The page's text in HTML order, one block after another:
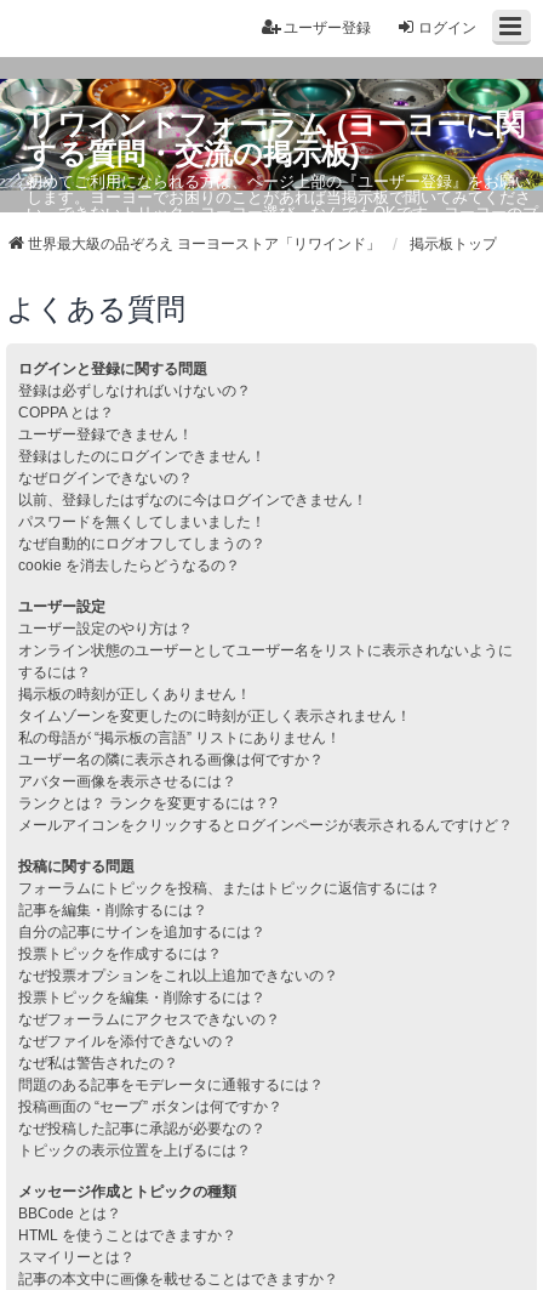
ログイン
ユーザー登録
リワインドフォーラム (ヨーヨーに関
する質問・交流の掲示板)
初めてご利用になられる方は、ページ上部の『ユーザー登録』をお願い
します。ヨーヨーでお困りのことがあれば当掲示板で聞いてみてくださ
い。できないトリック・ヨーヨー選び、なんでもOKです。ヨーヨーのプ
世界最大級の品ぞろえ ヨーヨーストア「リワインド」 掲示板トップ
よくある質問
ログインと登録に関する問題
登録は必ずしなければいけないの？
COPPA とは？
ユーザー登録できません！
登録はしたのにログインできません！
なぜログインできないの？
以前、登録したはずなのに今はログインできません！
パスワードを無くしてしまいました！
なぜ自動的にログオフしてしまうの？
cookie を消去したらどうなるの？
ユーザー設定
ユーザー設定のやり方は？
オンライン状態のユーザーとしてユーザー名をリストに表示されないように
するには？
掲示板の時刻が正しくありません！
タイムゾーンを変更したのに時刻が正しく表示されません！
私の母語が “掲示板の言語” リストにありません！
ユーザー名の隣に表示される画像は何ですか？
アバター画像を表示させるには？
ランクとは？ ランクを変更するには？?
メールアイコンをクリックするとログインページが表示されるんですけど？
投稿に関する問題
フォーラムにトピックを投稿、またはトピックに返信するには？
記事を編集・削除するには？
自分の記事にサインを追加するには？
投票トピックを作成するには？
なぜ投票オプションをこれ以上追加できないの？
投票トピックを編集・削除するには？
なぜフォーラムにアクセスできないの？
なぜファイルを添付できないの？
なぜ私は警告されたの？
問題のある記事をモデレータに通報するには？
投稿画面の “セーブ” ボタンは何ですか？
なぜ投稿した記事に承認が必要なの？
トピックの表示位置を上げるには？
メッセージ作成とトピックの種類
BBCode とは？
HTML を使うことはできますか？
スマイリーとは？
記事の本文中に画像を載せることはできますか？